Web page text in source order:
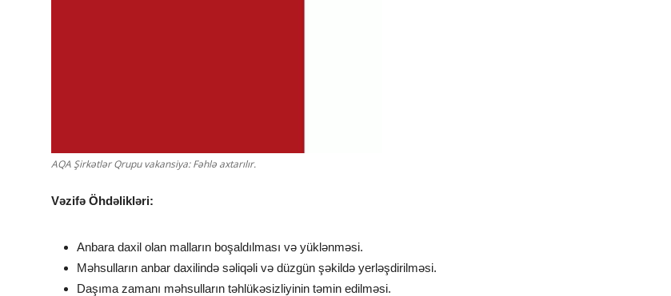
AQA Şirkətlər Qrupu vakansiya: Fəhlə axtarılır.
Vəzifə Öhdəlikləri:
Anbara daxil olan malların boşaldılması və yüklənməsi.
Məhsulların anbar daxilində səliqəli və düzgün şəkildə yerləşdirilməsi.
Daşıma zamanı məhsulların təhlükəsizliyinin təmin edilməsi.